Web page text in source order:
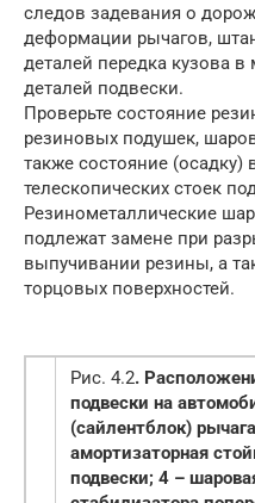
следов задевания о
деформации рычагов,
деталей передка кузова в
деталей подвески.
Проверьте состояние
резиновых подушек,
также состояние (осадку)
телескопических стоек
Резинометаллические
подлежат замене при
выпучивании резины, а
торцовых поверхностей.
Рис. 4.2.
подвески на
(сайлентблок)
амортизаторная
подвески; 4 –